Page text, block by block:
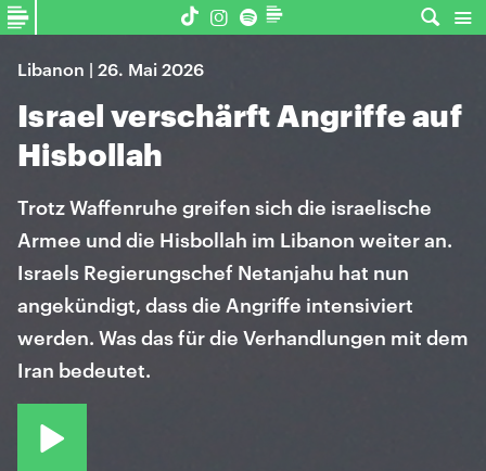
Libanon | 26. Mai 2026
Israel verschärft Angriffe auf
Hisbollah
Trotz Waffenruhe greifen sich die israelische
Armee und die Hisbollah im Libanon weiter an.
Israels Regierungschef Netanjahu hat nun
angekündigt, dass die Angriffe intensiviert
werden. Was das für die Verhandlungen mit dem
Iran bedeutet.